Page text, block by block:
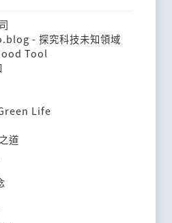
- 探究科技未知領域
Tool
Life
道